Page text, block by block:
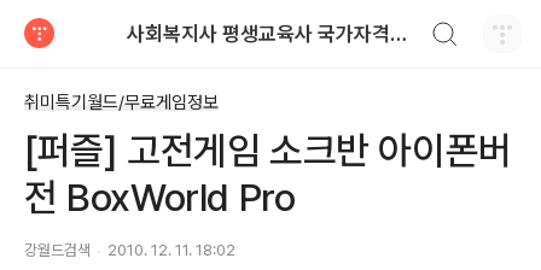
사회복지사 평생교육사 국가자격증 레포트 자료
취미특기월드/무료게임정보
[퍼즐] 고전게임 소크반 아이폰버
전 BoxWorld Pro
강월드검색 2010. 12. 11. 18:02